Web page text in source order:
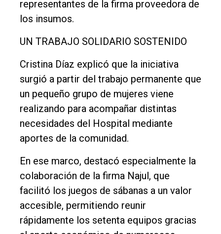
representantes de la firma proveedora de
los insumos.
UN TRABAJO SOLIDARIO SOSTENIDO
Cristina Díaz explicó que la iniciativa
surgió a partir del trabajo permanente que
un pequeño grupo de mujeres viene
realizando para acompañar distintas
necesidades del Hospital mediante
aportes de la comunidad.
En ese marco, destacó especialmente la
colaboración de la firma Najul, que
facilitó los juegos de sábanas a un valor
accesible, permitiendo reunir
rápidamente los setenta equipos gracias